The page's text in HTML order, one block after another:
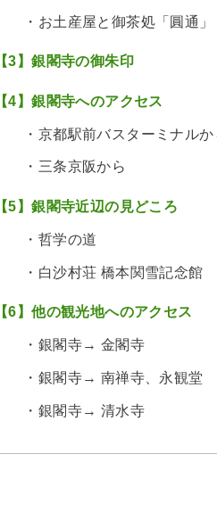
・お土産屋と御茶処「圓通」
【3】銀閣寺の御朱印
【4】銀閣寺へのアクセス
・京都駅前バスターミナルか
・三条京阪から
【5】銀閣寺近辺の見どころ
・哲学の道
・白沙村荘 橋本関雪記念館
【6】他の観光地へのアクセス
・銀閣寺→ 金閣寺
・銀閣寺→ 南禅寺、永観堂
・銀閣寺→ 清水寺